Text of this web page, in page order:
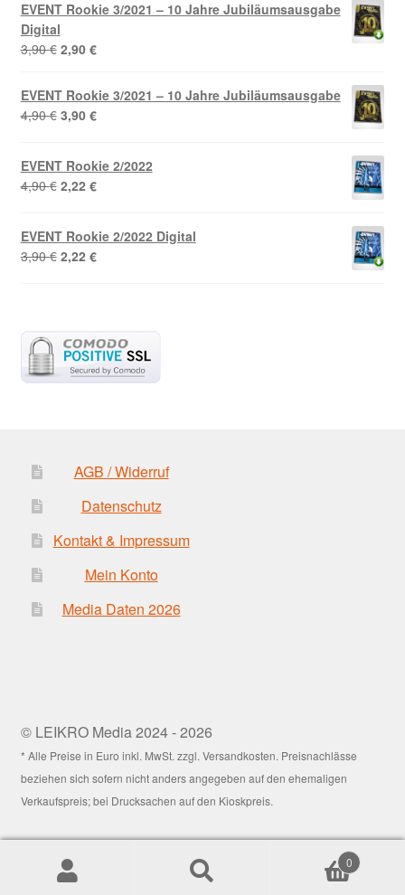
EVENT Rookie 3/2021 – 10 Jahre Jubiläumsausgabe
Digital
3,90€ Ursprünglicher
war:
3,90 €
2,90 €Aktueller
ist:
2,90 €.
EVENT Rookie 3/2021 – 10 Jahre Jubiläumsausgabe
4,90€ Ursprünglicher
4,90 €
3,90 €Aktueller
3,90 €.
EVENT Rookie 2/2022
4,90€ Ursprünglicher
4,90 €
2,22 €Aktueller
2,22 €.
EVENT Rookie 2/2022 Digital
3,90€ Ursprünglicher
2,22 €Aktueller
AGB / Widerruf
Datenschutz
Kontakt & Impressum
Mein Konto
Media Daten 2026
© LEIKRO Media 2024 - 2026
* Alle Preise in Euro inkl. MwSt. zzgl. Versandkosten. Preisnachlässe
beziehen sich sofern nicht anders angegeben auf den ehemaligen
Verkaufspreis; bei Drucksachen auf den Kioskpreis.
Suchen
0